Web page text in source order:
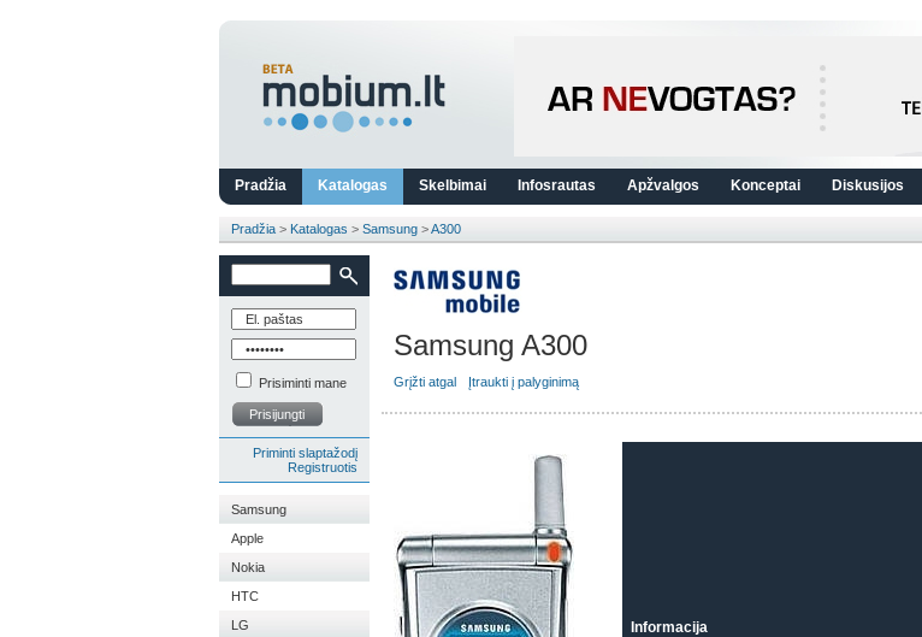
Pradžia Katalogas Skelbimai Infosrautas Apžvalgos Konceptai Diskusijos
Pradžia > Katalogas > Samsung >A300
Prisiminti mane
Prisijungti
Priminti slaptažodį
Registruotis
Samsung
Apple
Nokia
HTC
LG
Samsung A300
Grįžti atgal Įtraukti į palyginimą
Informacija